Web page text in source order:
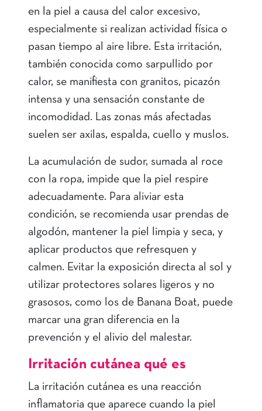
en la piel a causa del calor excesivo,
especialmente si realizan actividad física o
pasan tiempo al aire libre. Esta irritación,
también conocida como sarpullido por
calor, se manifiesta con granitos, picazón
intensa y una sensación constante de
incomodidad. Las zonas más afectadas
suelen ser axilas, espalda, cuello y muslos.
La acumulación de sudor, sumada al roce
con la ropa, impide que la piel respire
adecuadamente. Para aliviar esta
condición, se recomienda usar prendas de
algodón, mantener la piel limpia y seca, y
aplicar productos que refresquen y
calmen. Evitar la exposición directa al sol y
utilizar protectores solares ligeros y no
grasosos, como los de Banana Boat, puede
marcar una gran diferencia en la
prevención y el alivio del malestar.
Irritación cutánea qué es
La irritación cutánea es una reacción
inflamatoria que aparece cuando la piel